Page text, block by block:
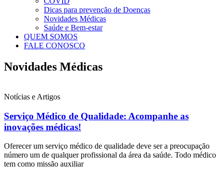
Dicas para prevenção de Doenças
Novidades Médicas
Saúde e Bem-estar
QUEM SOMOS
FALE CONOSCO
Novidades Médicas
Notícias e Artigos
Serviço Médico de Qualidade: Acompanhe as
inovações médicas!
Oferecer um serviço médico de qualidade deve ser a preocupação
número um de qualquer profissional da área da saúde. Todo médico
tem como missão auxiliar